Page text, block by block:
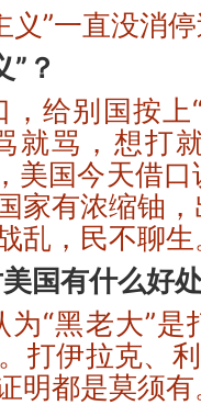
义”一直没消
？
给别国按上
就骂，想打
美国今天借
家有浓缩铀
乱，民不聊
国有什么好
“黑老大”是
打伊拉克、
明都是莫须